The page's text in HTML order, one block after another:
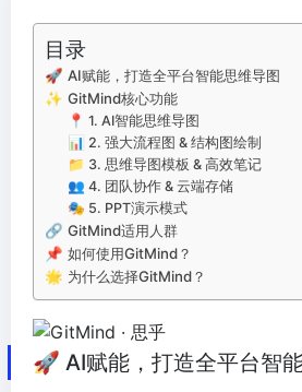
目录
🚀 AI赋能，打造全平台智能思维导图
✨ GitMind核心功能
📍 1. AI智能思维导图
📊 2. 强大流程图 & 结构图绘制
📁 3. 思维导图模板 & 高效笔记
👥 4. 团队协作 & 云端存储
🎭 5. PPT演示模式
🔗 GitMind适用人群
📌 如何使用GitMind？
🌟 为什么选择GitMind？
🚀 AI赋能，打造全平台智